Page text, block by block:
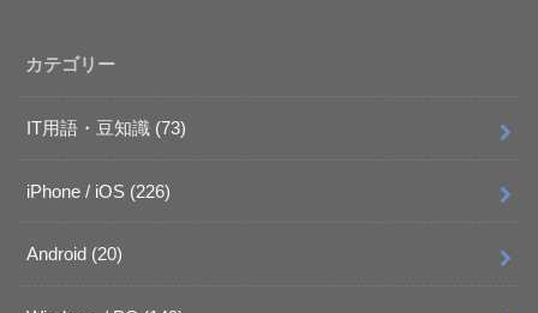
カテゴリー
IT用語・豆知識 (73)
iPhone / iOS (226)
Android (20)